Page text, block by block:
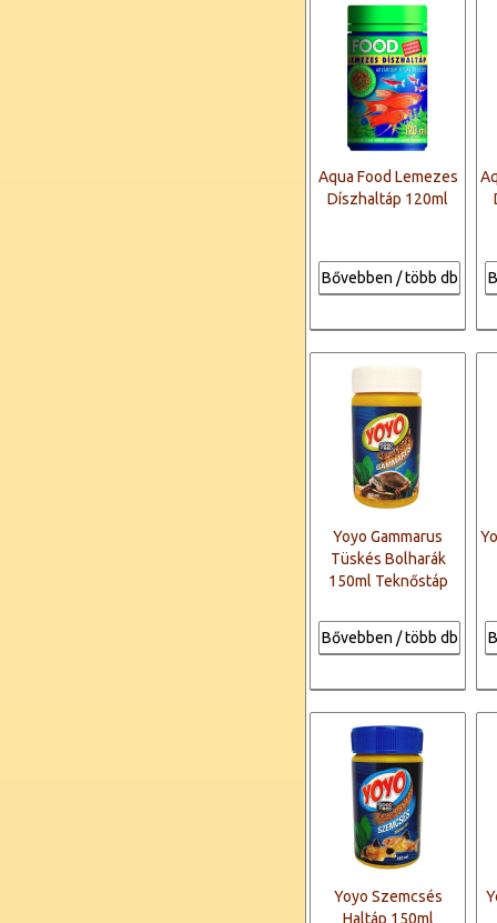
Aqua Food Lemezes
Díszhaltáp 120ml
Bővebben / több db
Yoyo Gammarus
Tüskés Bolharák
150ml Teknőstáp
Bővebben / több db
Yoyo Szemcsés
Haltáp 150ml